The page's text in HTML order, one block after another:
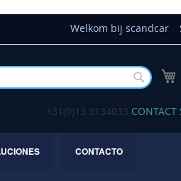
Welkom bij scandcar
+31(0)13 5134033 CONTACT
CONTACTO